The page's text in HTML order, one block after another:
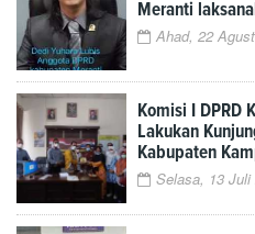
Meranti
Ahad, 22
Komisi I DPRD
Lakukan
Kabupaten
Selasa, 13 Juli